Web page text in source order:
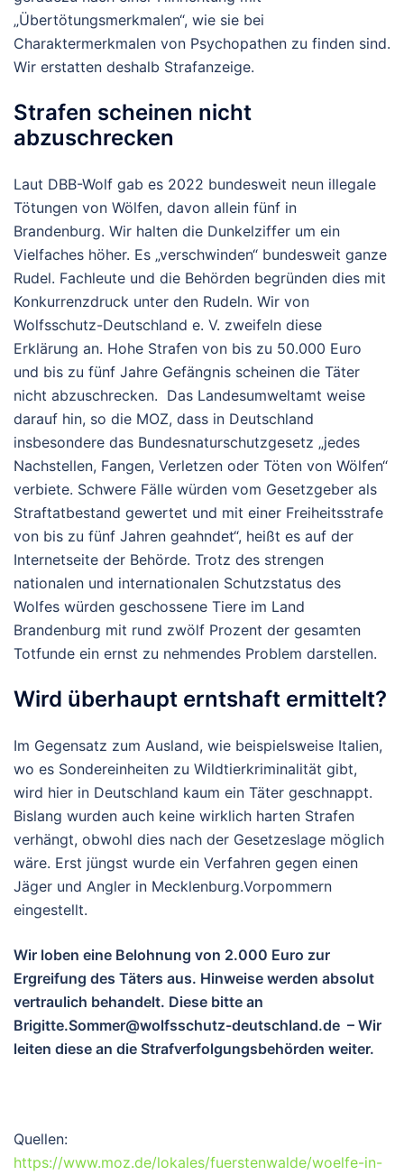
„Übertötungsmerkmalen“, wie sie bei
Charaktermerkmalen von Psychopathen zu finden sind.
Wir erstatten deshalb Strafanzeige.
Strafen scheinen nicht
abzuschrecken
Laut DBB-Wolf gab es 2022 bundesweit neun illegale
Tötungen von Wölfen, davon allein fünf in
Brandenburg. Wir halten die Dunkelziffer um ein
Vielfaches höher. Es „verschwinden“ bundesweit ganze
Rudel. Fachleute und die Behörden begründen dies mit
Konkurrenzdruck unter den Rudeln. Wir von
Wolfsschutz-Deutschland e. V. zweifeln diese
Erklärung an. Hohe Strafen von bis zu 50.000 Euro
und bis zu fünf Jahre Gefängnis scheinen die Täter
nicht abzuschrecken. Das Landesumweltamt weise
darauf hin, so die MOZ, dass in Deutschland
insbesondere das Bundesnaturschutzgesetz „jedes
Nachstellen, Fangen, Verletzen oder Töten von Wölfen“
verbiete. Schwere Fälle würden vom Gesetzgeber als
Straftatbestand gewertet und mit einer Freiheitsstrafe
von bis zu fünf Jahren geahndet“, heißt es auf der
Internetseite der Behörde. Trotz des strengen
nationalen und internationalen Schutzstatus des
Wolfes würden geschossene Tiere im Land
Brandenburg mit rund zwölf Prozent der gesamten
Totfunde ein ernst zu nehmendes Problem darstellen.
Wird überhaupt erntshaft ermittelt?
Im Gegensatz zum Ausland, wie beispielsweise Italien,
wo es Sondereinheiten zu Wildtierkriminalität gibt,
wird hier in Deutschland kaum ein Täter geschnappt.
Bislang wurden auch keine wirklich harten Strafen
verhängt, obwohl dies nach der Gesetzeslage möglich
wäre. Erst jüngst wurde ein Verfahren gegen einen
Jäger und Angler in Mecklenburg.Vorpommern
eingestellt.
Wir loben eine Belohnung von 2.000 Euro zur
Ergreifung des Täters aus. Hinweise werden absolut
vertraulich behandelt. Diese bitte an
Brigitte.Sommer@wolfsschutz-deutschland.de – Wir
leiten diese an die Strafverfolgungsbehörden weiter.
Quellen:
https://www.moz.de/lokales/fuerstenwalde/woelfe-in-